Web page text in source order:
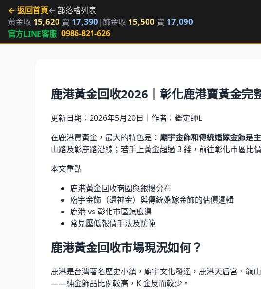
← 返回首頁← 部落格列表
黃金收 15,620 賣 17,390 |飾金收 15,500 賣 17,090
官方LINE客服|0986-821-626
鹿港黃金回收2026｜彰化鹿港賣黃金完
更新日期： 2026年5月20日 ｜作者：鑑定師L
在鹿港賣黃金，最大的特色是： 廟宇金飾和傳統婚嫁金飾是
山路及彰鹿路沿線；若手上黃金超過 3 錢，前往彰化市區比
本文重點
鹿港黃金回收商圈與銀樓分布
廟宇金飾（還神金）與傳統婚嫁金飾的估價邏輯
鹿港 vs 彰化市區怎麼選
常見壓低報價手法及防範
鹿港黃金回收市場現況如何？
鹿港是台灣著名歷史小鎮，廟宇文化發達，鹿港天后宮、龍
——純金飾品比例較高，K 金反而較少。